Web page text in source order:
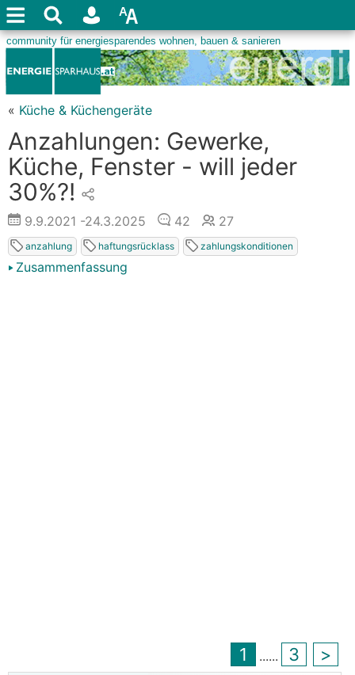
« Küche & Küchengeräte
Anzahlungen: Gewerke,
Küche, Fenster - will jeder
30%?!
9.9.2021 -24.3.2025 42 27
anzahlung haftungsrücklass zahlungskonditionen
Zusammenfassung
1 ...... 3 >